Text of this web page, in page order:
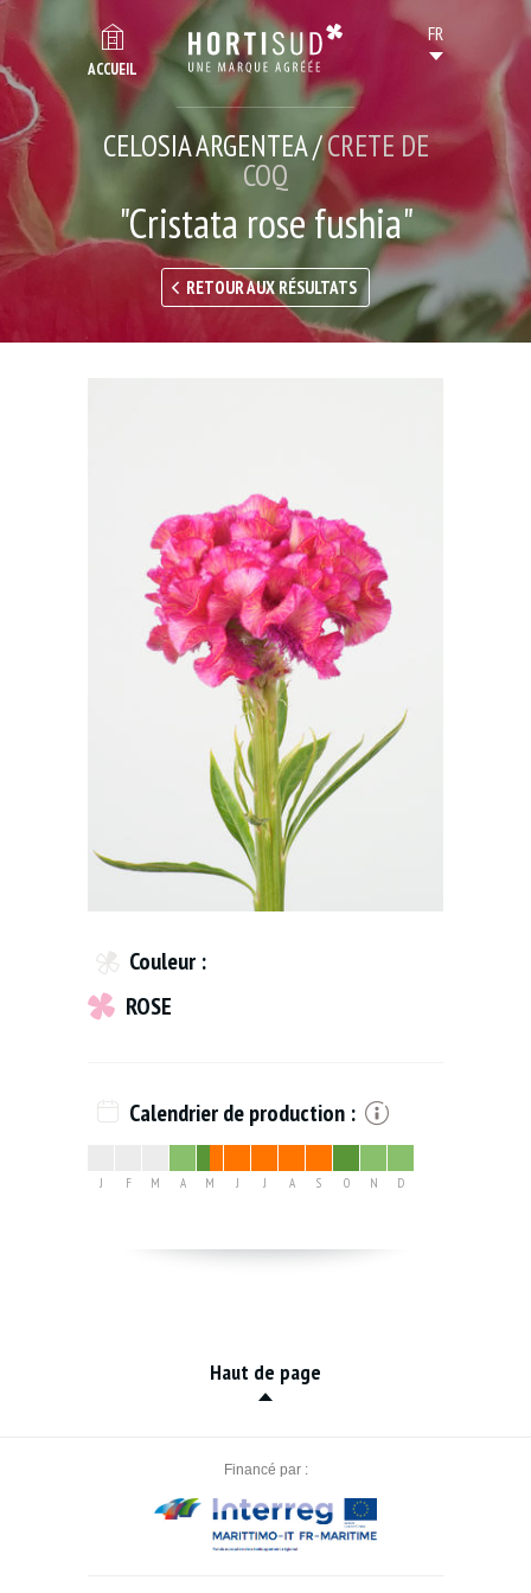
ACCUEIL
CELOSIA ARGENTEA /CRETE DE
COQ
"Cristata rose fushia"
RETOUR AUX RÉSULTATS
Couleur :
ROSE
Calendrier de production :
J F M A M J J A S O N D
Haut de page
Financé par :